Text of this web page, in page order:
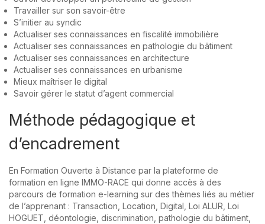
Travailler sur son savoir-être
S’initier au syndic
Actualiser ses connaissances en fiscalité immobilière
Actualiser ses connaissances en pathologie du bâtiment
Actualiser ses connaissances en architecture
Actualiser ses connaissances en urbanisme
Mieux maîtriser le digital
Savoir gérer le statut d’agent commercial
Méthode pédagogique et
d’encadrement
En Formation Ouverte à Distance par la plateforme de
formation en ligne IMMO-RACE qui donne accès à des
parcours de formation e-learning sur des thèmes liés au métier
de l’apprenant : Transaction, Location, Digital, Loi ALUR, Loi
HOGUET, déontologie, discrimination, pathologie du bâtiment,